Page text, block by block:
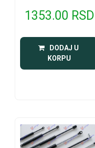
1353.00 RSD
DODAJ U
KORPU